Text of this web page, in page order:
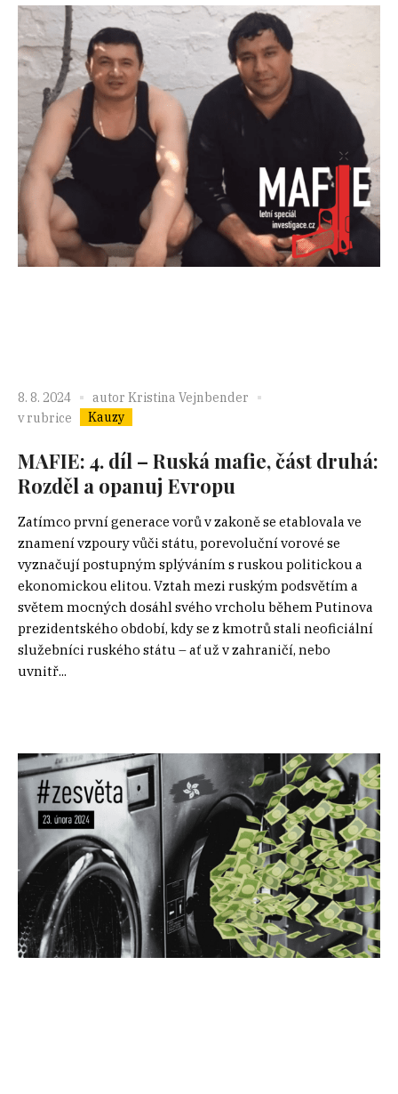
8. 8. 2024 autor Kristina Vejnbender
v rubrice
Kauzy
MAFIE: 4. díl – Ruská mafie, část druhá:
Rozděl a opanuj Evropu
Zatímco první generace vorů v zakoně se etablovala ve
znamení vzpoury vůči státu, porevoluční vorové se
vyznačují postupným splýváním s ruskou politickou a
ekonomickou elitou. Vztah mezi ruským podsvětím a
světem mocných dosáhl svého vrcholu během Putinova
prezidentského období, kdy se z kmotrů stali neoficiální
služebníci ruského státu – ať už v zahraničí, nebo
uvnitř...